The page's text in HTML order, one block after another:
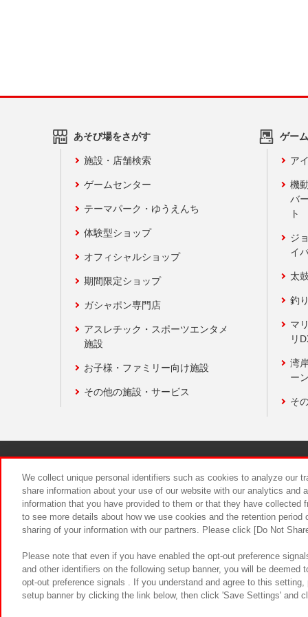
あそび場をさがす
施設・店舗検索
ゲームセンター
テーマパーク・ゆうえんち
体験型ショップ
オフィシャルショップ
期間限定ショップ
ガシャポン専門店
アスレチック・スポーツエンタメ
施設
お子様・ファミリー向け施設
その他の施設・サービス
ゲー
ア
機
バ
ト
ジ
イ
太
釣
マ
リ
湾
ー
そ
食品のご
We collect unique personal identifiers such as cookies to analyze our
share information about your use of our website with our analytics and
information that you have provided to them or that they have
to see more details about how we use cookies and the retention
sharing of your information with our partners. Please click [Do Not
Please note that even if you have enabled the opt-out preference
and other identifiers on the following setup banner, you will be
opt-out preference signals . If you understand and agree to this
setup banner by clicking the link below, then click 'Save Settings' and